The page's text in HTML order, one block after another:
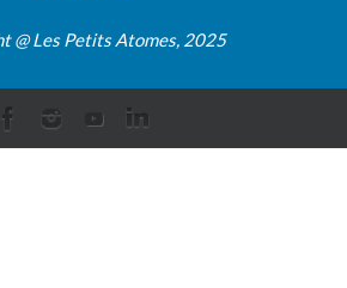
@ Les Petits Atomes, 2025